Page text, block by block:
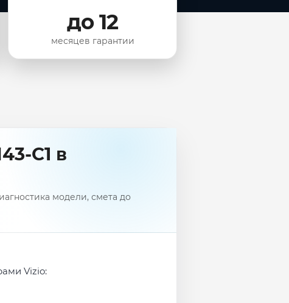
до 12
месяцев гарантии
C1 в
модели, смета до
Vizio: